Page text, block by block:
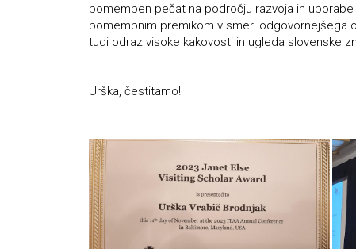
pomemben pečat na področju razvoja in
pomembnim premikom v smeri odgovornejšega
tudi odraz visoke kakovosti in ugleda slovenske
Urška, čestitamo!